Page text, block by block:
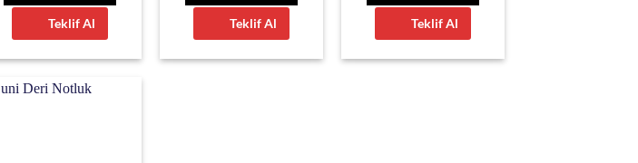
Teklif Al Teklif Al Teklif Al